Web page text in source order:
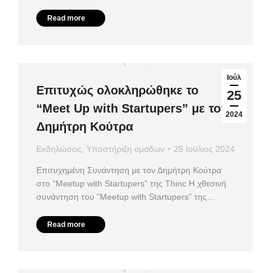
Read more
Ιούλ
25
2024
Επιτυχώς ολοκληρώθηκε το
“Meet Up with Startupers” με τον
Δημήτρη Κούτρα
Εκδηλώσεις Υποστήριξη ομάδων 25 Ιούλιος 2024
Επιτυχημένη Συνάντηση με τον Δημήτρη Κούτρα
στο “Meetup with Startupers” της Thinc Η χθεσινή
συνάντηση του “Meetup with Startupers” της…
Read more